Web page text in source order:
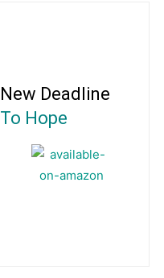
New Deadline
To Hope